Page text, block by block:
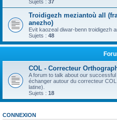
Sujets : 37
Troidigezh meziantoù all
anezho)
Evit kaozeal diwar-benn troidigezh
Sujets : 48
COL - Correcteur
A forum to talk about our
échanger autour du correcteur
latine).
Sujets : 18
CONNEXION